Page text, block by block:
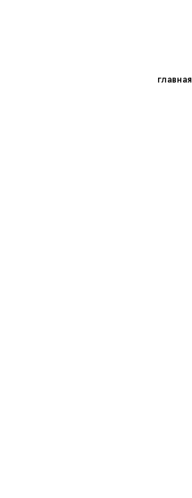
главная